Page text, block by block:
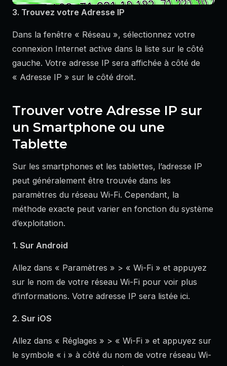
3. Trouvez votre Adresse IP
Dans la fenêtre « Réseau », sélectionnez votre
connexion Internet active dans la liste sur le côté
gauche. Votre adresse IP sera affichée à côté de
« Adresse IP » sur le côté droit.
Trouver votre Adresse IP sur
un Smartphone ou une
Tablette
Sur les smartphones et les tablettes, l’adresse IP
peut généralement être trouvée dans les
paramètres du réseau Wi-Fi. Cependant, la
méthode exacte peut varier en fonction du système
d’exploitation.
1. Sur Android
Allez dans « Paramètres » > « Wi-Fi » et appuyez
sur le nom de votre réseau Wi-Fi pour voir plus
d’informations. Votre adresse IP sera listée ici.
2. Sur iOS
Allez dans « Réglages » > « Wi-Fi » et appuyez sur
le symbole « i » à côté du nom de votre réseau Wi-